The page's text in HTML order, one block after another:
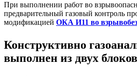
При выполнении работ во
предварительный газовый контроль
модификацией ОКА И11 во
Конструктивно
выполнен из двух